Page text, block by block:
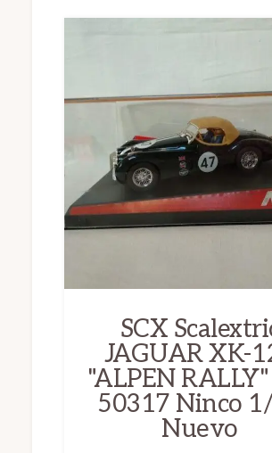
SCX
JAGUAR XK-
"ALPEN
50317 Ninco
Nuevo